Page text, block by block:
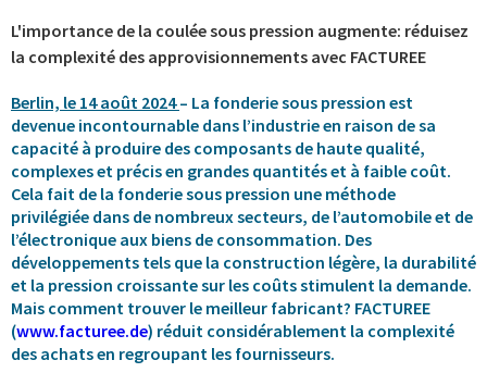
L'importance de la coulée sous pression augmente: réduisez
la complexité des approvisionnements avec FACTUREE
Berlin, le 14 août 2024– La fonderie sous pression est
devenue incontournable dans l’industrie en raison de sa
capacité à produire des composants de haute qualité,
complexes et précis en grandes quantités et à faible coût.
Cela fait de la fonderie sous pression une méthode
privilégiée dans de nombreux secteurs, de l’automobile et de
l’électronique aux biens de consommation. Des
développements tels que la construction légère, la durabilité
et la pression croissante sur les coûts stimulent la demande.
Mais comment trouver le meilleur fabricant? FACTUREE
(www.facturee.de) réduit considérablement la complexité
des achats en regroupant les fournisseurs.